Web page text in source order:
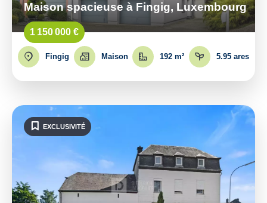
Maison spacieuse à Fingig, Luxembourg
1 150 000 €
Fingig Maison 192 m² 5.95 ares
EXCLUSIVITÉ